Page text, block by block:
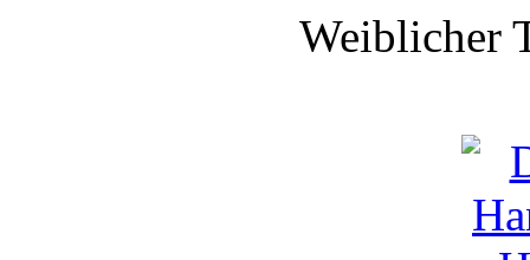
Weiblicher